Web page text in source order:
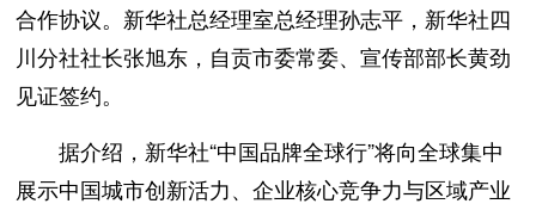
合作协议。新华社总经理室总经理孙志平，新华社四
川分社社长张旭东，自贡市委常委、宣传部部长黄劲
见证签约。
据介绍，新华社“中国品牌全球行”将向全球集中
展示中国城市创新活力、企业核心竞争力与区域产业